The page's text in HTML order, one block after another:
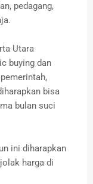
pedagang,
Utara
buying dan
bisa
bulan suci
ini diharapkan
harga di